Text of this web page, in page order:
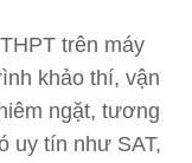
trên máy
khảo thí, vận
ngặt, tương
uy tín như SAT,